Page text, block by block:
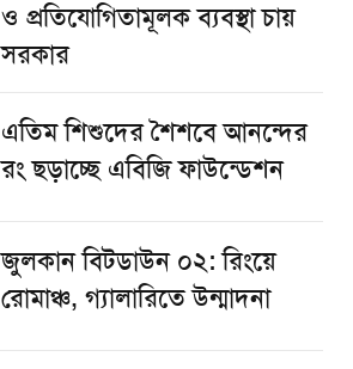
ও প্রতিযোগিতামূলক ব্যবস্থা চায়
সরকার
এতিম শিশুদের শৈশবে আনন্দের
রং ছড়াচ্ছে এবিজি ফাউন্ডেশন
জুলকান বিটডাউন ০২: রিংয়ে
রোমাঞ্চ, গ্যালারিতে উন্মাদনা